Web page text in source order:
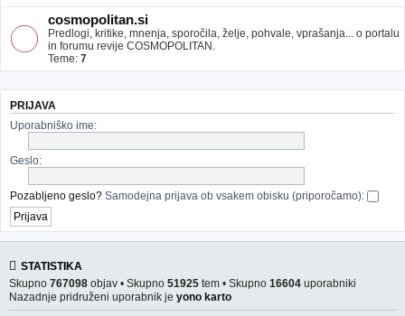
cosmopolitan.si
Predlogi, kritike, mnenja, sporočila, želje, pohvale, vprašanja... o portalu
in forumu revije COSMOPOLITAN.
Teme: 7
PRIJAVA
Uporabniško ime:
Geslo:
Pozabljeno geslo? Samodejna prijava ob vsakem obisku (priporočamo):
STATISTIKA
Skupno 767098 objav • Skupno 51925 tem • Skupno 16604 uporabniki
Nazadnje pridruženi uporabnik je yono karto